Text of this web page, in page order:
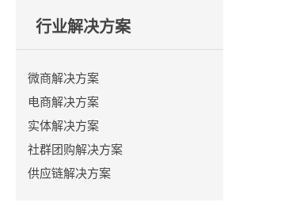
行业解决方案
微商解决方案
电商解决方案
实体解决方案
社群团购解决方案
供应链解决方案